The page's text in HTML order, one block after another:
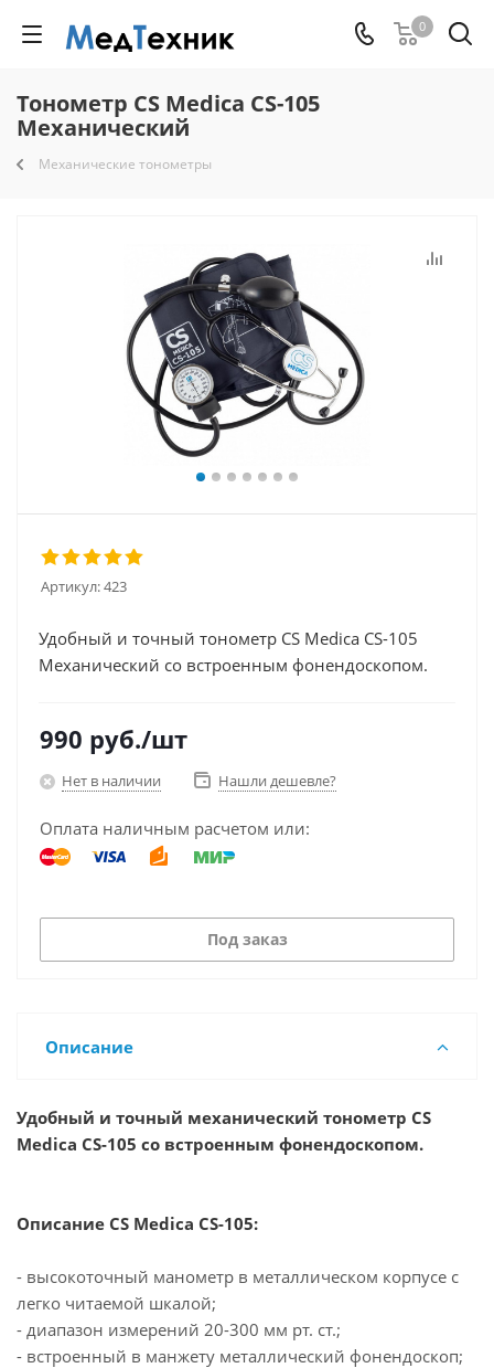
0
Тонометр CS Medica CS-105
Механический
Механические тонометры
Артикул:423
Удобный и точный тонометр CS Medica CS-105
Механический со встроенным фонендоскопом.
990 руб./шт
Нет в наличии Нашли дешевле?
Оплата наличным расчетом или:
Под заказ
Описание
Удобный и точный механический тонометр CS
Medica CS-105 со встроенным фонендоскопом.
Описание CS Medica CS-105:
- высокоточный манометр в металлическом корпусе с
легко читаемой шкалой;
- диапазон измерений 20-300 мм рт. ст.;
- встроенный в манжету металлический фонендоскоп;